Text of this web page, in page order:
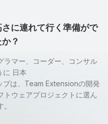
に連れて行く準備がで
？
ラマー、コーダー、コンサル
に 日本
プは、Team Extensionの開発
トウェアプロジェクトに選ん